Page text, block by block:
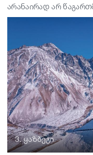
არანაირად არ
3. ყაზბეგი